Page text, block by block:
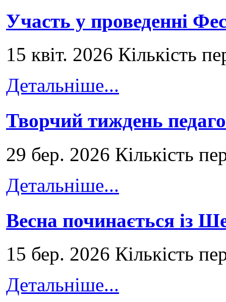
Участь у проведенні
15 квіт. 2026 Кількість
Детальніше...
Творчий тиждень
29 бер. 2026 Кількість
Детальніше...
Весна починається із
15 бер. 2026 Кількість
Детальніше...